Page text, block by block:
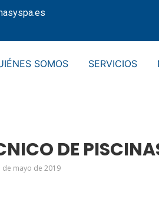
SOMOS SERVICIOS
DE
de mayo de 2019